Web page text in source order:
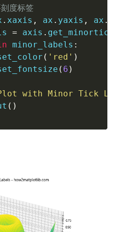
度标签
. xaxis , ax . yaxis , ax .
= axis .
minor_labels :
( 'red' )
( 6 )
with Minor Tick
( )